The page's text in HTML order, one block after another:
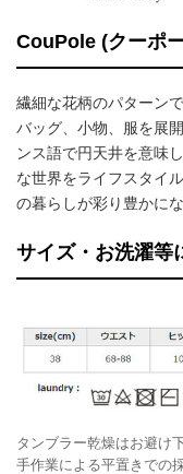
CouPole (クーポ
繊細な花柄のパターン
バッグ、小物、服を展
ンス語で円天井を意味
な世界をライフスタイ
の暮らしが彩り豊かに
サイズ・お洗濯等
タンブラー乾燥はお避け
手作業による平置きでの